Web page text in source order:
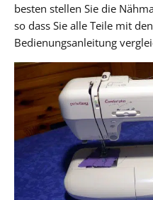
besten stellen Sie die
so dass Sie alle Teile mit
Bedienungsanleitung